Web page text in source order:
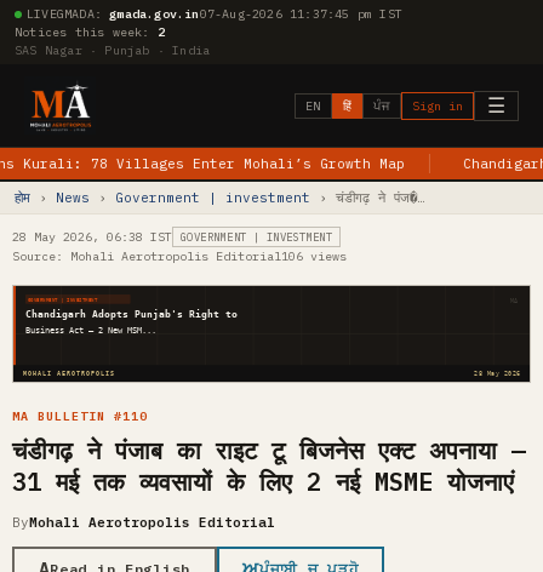
LIVEGMADA:gmada.gov.in07-Aug-2026 11:37:46 pm IST
Notices this week: 2
SAS Nagar · Punjab · India
☰
EN हिं ਪੰਜ Sign in
78 Villages Enter Mohali’s Growth Map
होम
› News › Government | investment › चंडीगढ़ ने पंज�…
28 May 2026, 06:38 IST GOVERNMENT | INVESTMENT
Source: Mohali Aerotropolis Editorial106 views
GOVERNMENT | INVESTMENT
MOHALI AEROTROPOLIS 28 May 2026
Chandigarh Adopts Punjab's Right to
Business Act — 2 New MSM...
MA
MA BULLETIN #110
चंडीगढ़ ने पंजाब का राइट टू बिजनेस एक्ट अपनाया —
31 मई तक व्यवसायों के लिए 2 नई MSME योजनाएं
ByMohali Aerotropolis Editorial